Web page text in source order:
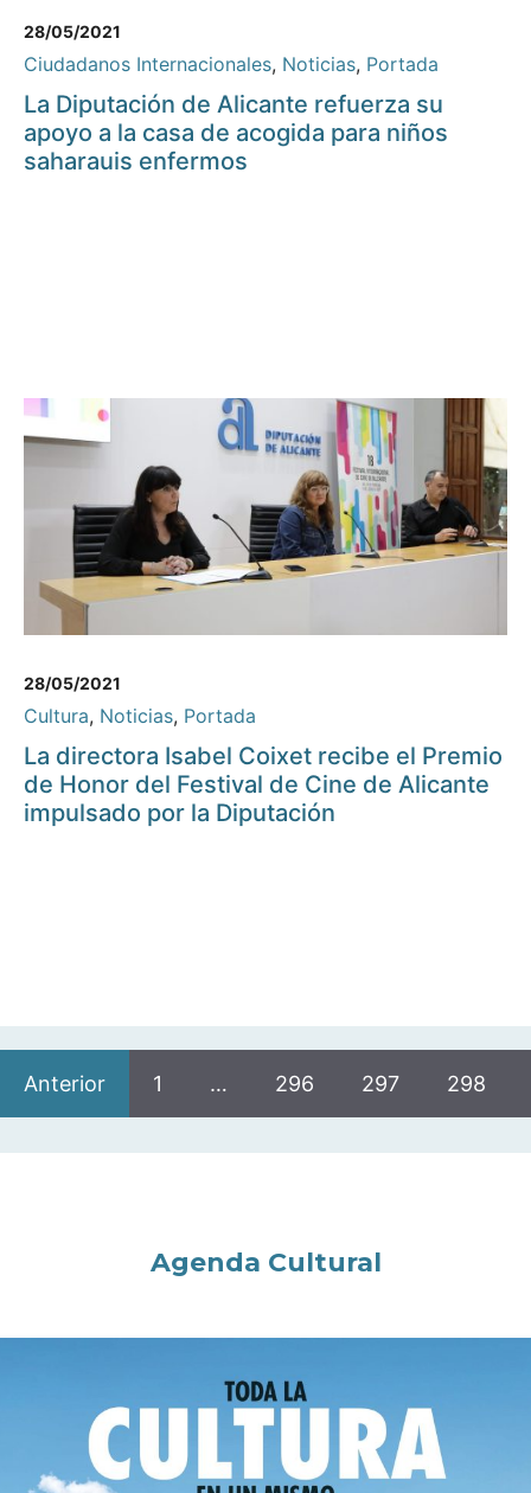
28/05/2021
Ciudadanos Internacionales, Noticias, Portada
La Diputación de Alicante refuerza su
apoyo a la casa de acogida para niños
saharauis enfermos
28/05/2021
Cultura, Noticias, Portada
La directora Isabel Coixet recibe el Premio
de Honor del Festival de Cine de Alicante
impulsado por la Diputación
Anterior 1 … 296 297 298
Agenda Cultural